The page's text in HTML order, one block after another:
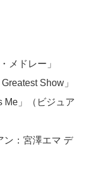
メドレー」
Show」
Me」（ビジュア
：宮澤エマ デ